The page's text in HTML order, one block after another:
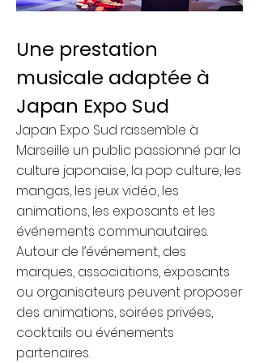
Une prestation
musicale adaptée à
Japan Expo Sud
Japan Expo Sud rassemble à
Marseille un public passionné par la
culture japonaise, la pop culture, les
mangas, les jeux vidéo, les
animations, les exposants et les
événements communautaires.
Autour de l’événement, des
marques, associations, exposants
ou organisateurs peuvent proposer
des animations, soirées privées,
cocktails ou événements
partenaires.